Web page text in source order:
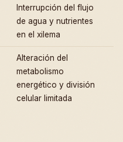
Interrupción del flujo
de agua y nutrientes
en el xilema
Alteración del
metabolismo
energético y división
celular limitada